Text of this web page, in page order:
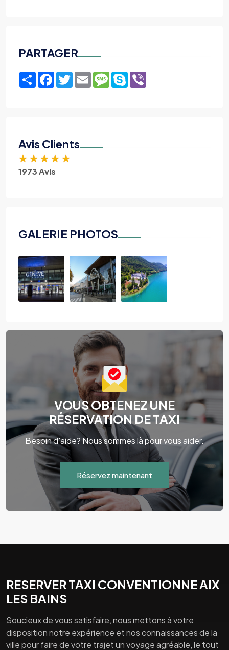
PARTAGER
ShareFacebook
TwitterEmailMessage
Skype
Avis Clients
★ ★ ★ ★ ★
1973 Avis
GALERIE PHOTOS
VOUS OBTENEZ UNE
RÉSERVATION DE TAXI
Besoin d'aide? Nous sommes là pour vous aider.
Réservez maintenant
RESERVER TAXI CONVENTIONNE AIX
LES BAINS
Soucieux de vous satisfaire, nous mettons à votre
disposition notre expérience et nos connaissances de la
ville pour faire de votre trajet un voyage agréable, le tout